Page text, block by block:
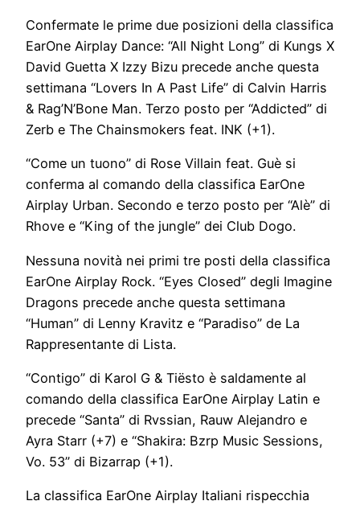
Confermate le prime due posizioni della classifica
EarOne Airplay Dance: “All Night Long” di Kungs X
David Guetta X Izzy Bizu precede anche questa
settimana “Lovers In A Past Life” di Calvin Harris
& Rag’N’Bone Man. Terzo posto per “Addicted” di
Zerb e The Chainsmokers feat. INK (+1).
“Come un tuono” di Rose Villain feat. Guè si
conferma al comando della classifica EarOne
Airplay Urban. Secondo e terzo posto per “Alè” di
Rhove e “King of the jungle” dei Club Dogo.
Nessuna novità nei primi tre posti della classifica
EarOne Airplay Rock. “Eyes Closed” degli Imagine
Dragons precede anche questa settimana
“Human” di Lenny Kravitz e “Paradiso” de La
Rappresentante di Lista.
“Contigo” di Karol G & Tiësto è saldamente al
comando della classifica EarOne Airplay Latin e
precede “Santa” di Rvssian, Rauw Alejandro e
Ayra Starr (+7) e “Shakira: Bzrp Music Sessions,
Vo. 53” di Bizarrap (+1).
La classifica EarOne Airplay Italiani rispecchia